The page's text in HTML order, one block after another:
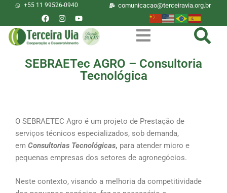
+55 11 99526-0940 comunicacao@terceiravia.org.br
SEBRAETec AGRO – Consultoria
Tecnológica
O SEBRAETEC Agro é um projeto de Prestação de
serviços técnicos especializados, sob demanda,
em Consultorias Tecnológicas, para atender micro e
pequenas empresas dos setores de agronegócios.
Neste contexto, visando a melhoria da competitividade